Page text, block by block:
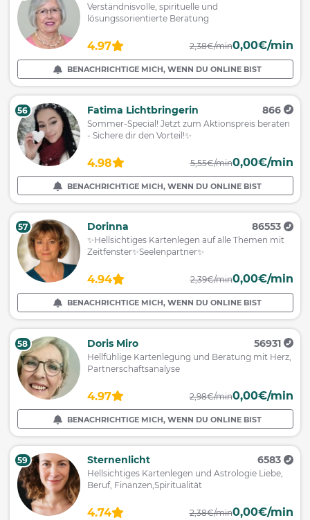
Verständnisvolle, spirituelle und
lösungssorientierte Beratung
4.97 2,38€/min0,00€/min
BENACHRICHTIGE MICH, WENN DU ONLINE BIST
56 Fatima Lichtbringerin 866
Sommer-Special! Jetzt zum Aktionspreis beraten
- Sichere dir den Vorteil!✨
4.98 5,55€/min0,00€/min
BENACHRICHTIGE MICH, WENN DU ONLINE BIST
57 Dorinna 86553
✨Hellsichtiges Kartenlegen auf alle Themen mit
Zeitfenster✨Seelenpartner✨
4.94 2,39€/min0,00€/min
BENACHRICHTIGE MICH, WENN DU ONLINE BIST
58 Doris Miro 56931
Hellfühlige Kartenlegung und Beratung mit Herz,
Partnerschaftsanalyse
4.97 2,98€/min0,00€/min
BENACHRICHTIGE MICH, WENN DU ONLINE BIST
59 Sternenlicht 6583
Hellsichtiges Kartenlegen und Astrologie Liebe,
Beruf, Finanzen,Spiritualität
4.74 2,38€/min0,00€/min